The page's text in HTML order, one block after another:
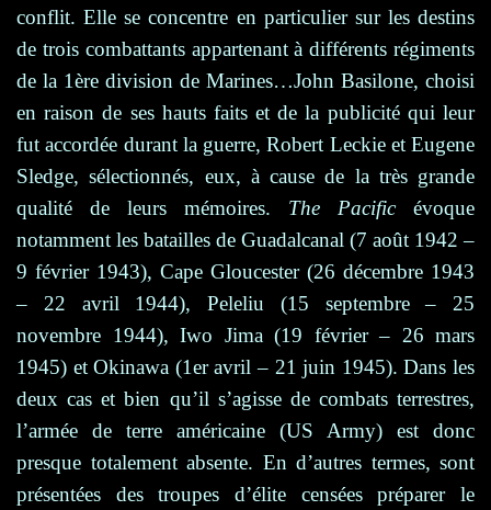
conflit. Elle se concentre en particulier sur les destins
de trois combattants appartenant à différents régiments
de la 1ère division de Marines…John Basilone, choisi
en raison de ses hauts faits et de la publicité qui leur
fut accordée durant la guerre, Robert Leckie et Eugene
Sledge, sélectionnés, eux, à cause de la très grande
qualité de leurs mémoires. The Pacific évoque
notamment les batailles de Guadalcanal (7 août 1942 –
9 février 1943), Cape Gloucester (26 décembre 1943
– 22 avril 1944), Peleliu (15 septembre – 25
novembre 1944), Iwo Jima (19 février – 26 mars
1945) et Okinawa (1er avril – 21 juin 1945). Dans les
deux cas et bien qu’il s’agisse de combats terrestres,
l’armée de terre américaine (US Army) est donc
presque totalement absente. En d’autres termes, sont
présentées des troupes d’élite censées préparer le